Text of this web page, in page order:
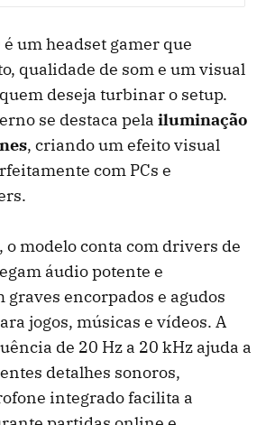
um headset gamer que
qualidade de som e um visual
deseja turbinar o setup.
se destaca pela iluminação
, criando um efeito visual
com PCs e
o modelo conta com drivers de
áudio potente e
encorpados e agudos
jogos, músicas e vídeos. A
de 20 Hz a 20 kHz ajuda a
detalhes sonoros,
integrado facilita a